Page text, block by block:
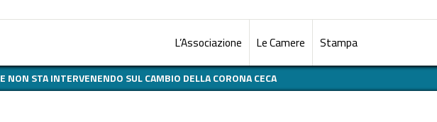
L’Associazione Le Camere Stampa
NON STA INTERVENENDO SUL CAMBIO DELLA CORONA CECA